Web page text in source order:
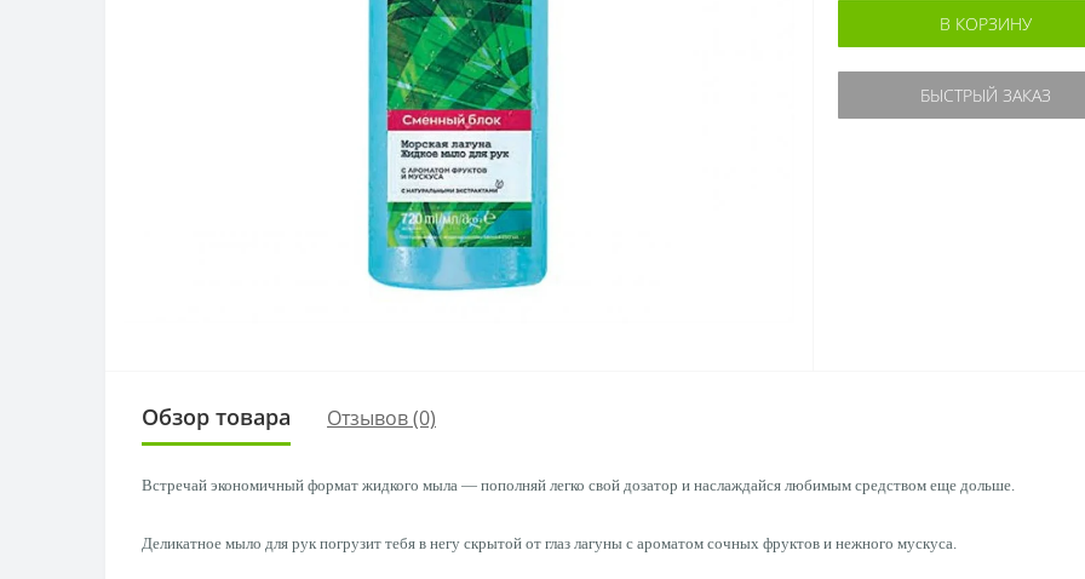
В КОРЗИНУ
БЫСТРЫЙ ЗАКАЗ
Обзор товара Отзывов (0)
Встречай экономичный формат жидкого мыла — пополняй легко свой дозатор и наслаждайся любимым средством еще дольше.
Деликатное мыло для рук погрузит тебя в негу скрытой от глаз лагуны с ароматом сочных фруктов и нежного мускуса.